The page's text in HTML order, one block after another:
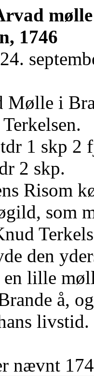
1746
Mølle i
1 skp 2
2 skp.
Risom
som
den
lille
å,
livstid.
nævnt